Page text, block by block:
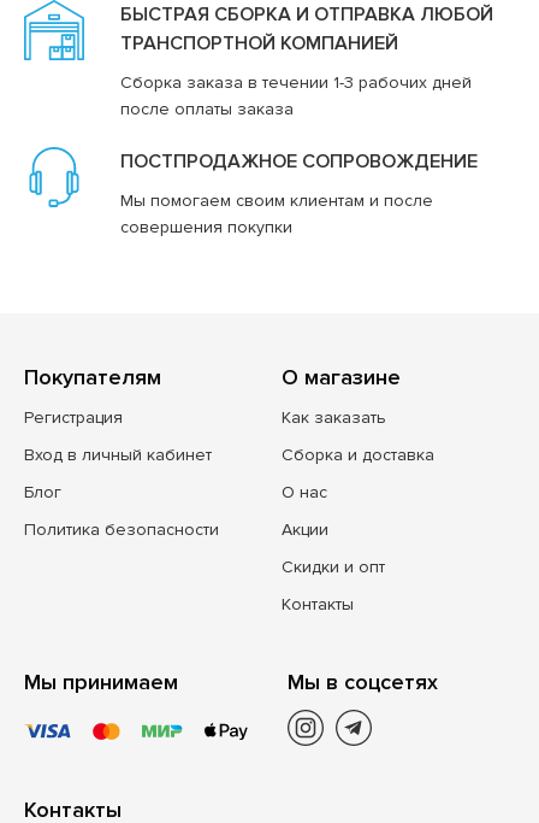
БЫСТРАЯ СБОРКА И ОТПРАВКА ЛЮБОЙ
ТРАНСПОРТНОЙ КОМПАНИЕЙ
Сборка заказа в течении 1-3 рабочих дней
после оплаты заказа
ПОСТПРОДАЖНОЕ СОПРОВОЖДЕНИЕ
Мы помогаем своим клиентам и после
совершения покупки
Покупателям
Регистрация
Вход в личный кабинет
Блог
Политика безопасности
О магазине
Как заказать
Сборка и доставка
О нас
Акции
Скидки и опт
Контакты
Мы принимаем Мы в соцсетях
Контакты